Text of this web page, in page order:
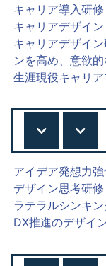
キャリア導入研修
キャリアデザイ
キャリアデザイ
ンを高め、意欲的
生涯現役キャリ
アイデア発想力
デザイン思考研修
ラテラルシンキ
DX推進のデザイ